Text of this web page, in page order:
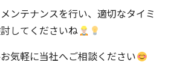
ンテナンスを行い、適切なタイミ
してくださいね
気軽に当社へご相談ください